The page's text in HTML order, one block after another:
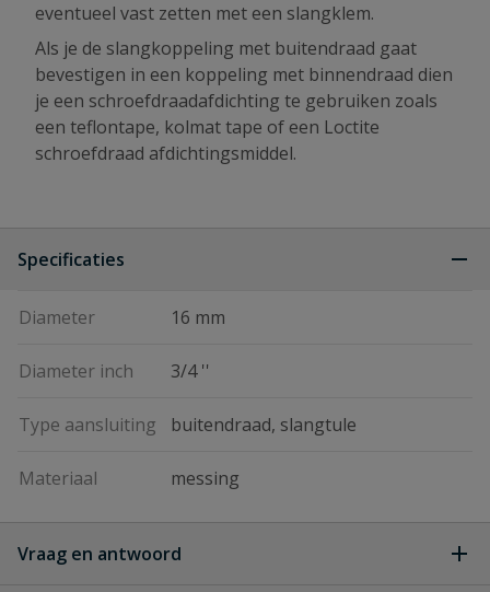
eventueel vast zetten met een slangklem.
Als je de slangkoppeling met buitendraad gaat
bevestigen in een koppeling met binnendraad dien
je een schroefdraadafdichting te gebruiken zoals
een teflontape, kolmat tape of een Loctite
schroefdraad afdichtingsmiddel.
Specificaties
Diameter 16 mm
Diameter inch 3/4 ''
Type aansluiting buitendraad, slangtule
Materiaal messing
Vraag en antwoord